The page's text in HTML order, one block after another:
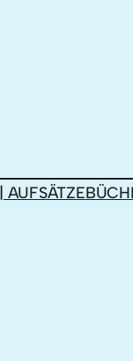
AUFSÄTZE